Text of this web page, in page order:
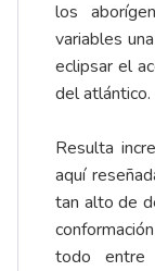
los
variables
eclipsar el
del atlántico.
Resulta
aquí
tan alto de
todo entre